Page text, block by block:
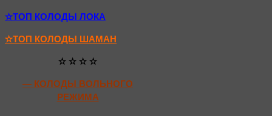
✫ТОП КОЛОДЫ ЛОКА
✫ТОП КОЛОДЫ ШАМАН
✫ ✫ ✫ ✫
— КОЛОДЫ ВОЛЬНОГО
РЕЖИМА